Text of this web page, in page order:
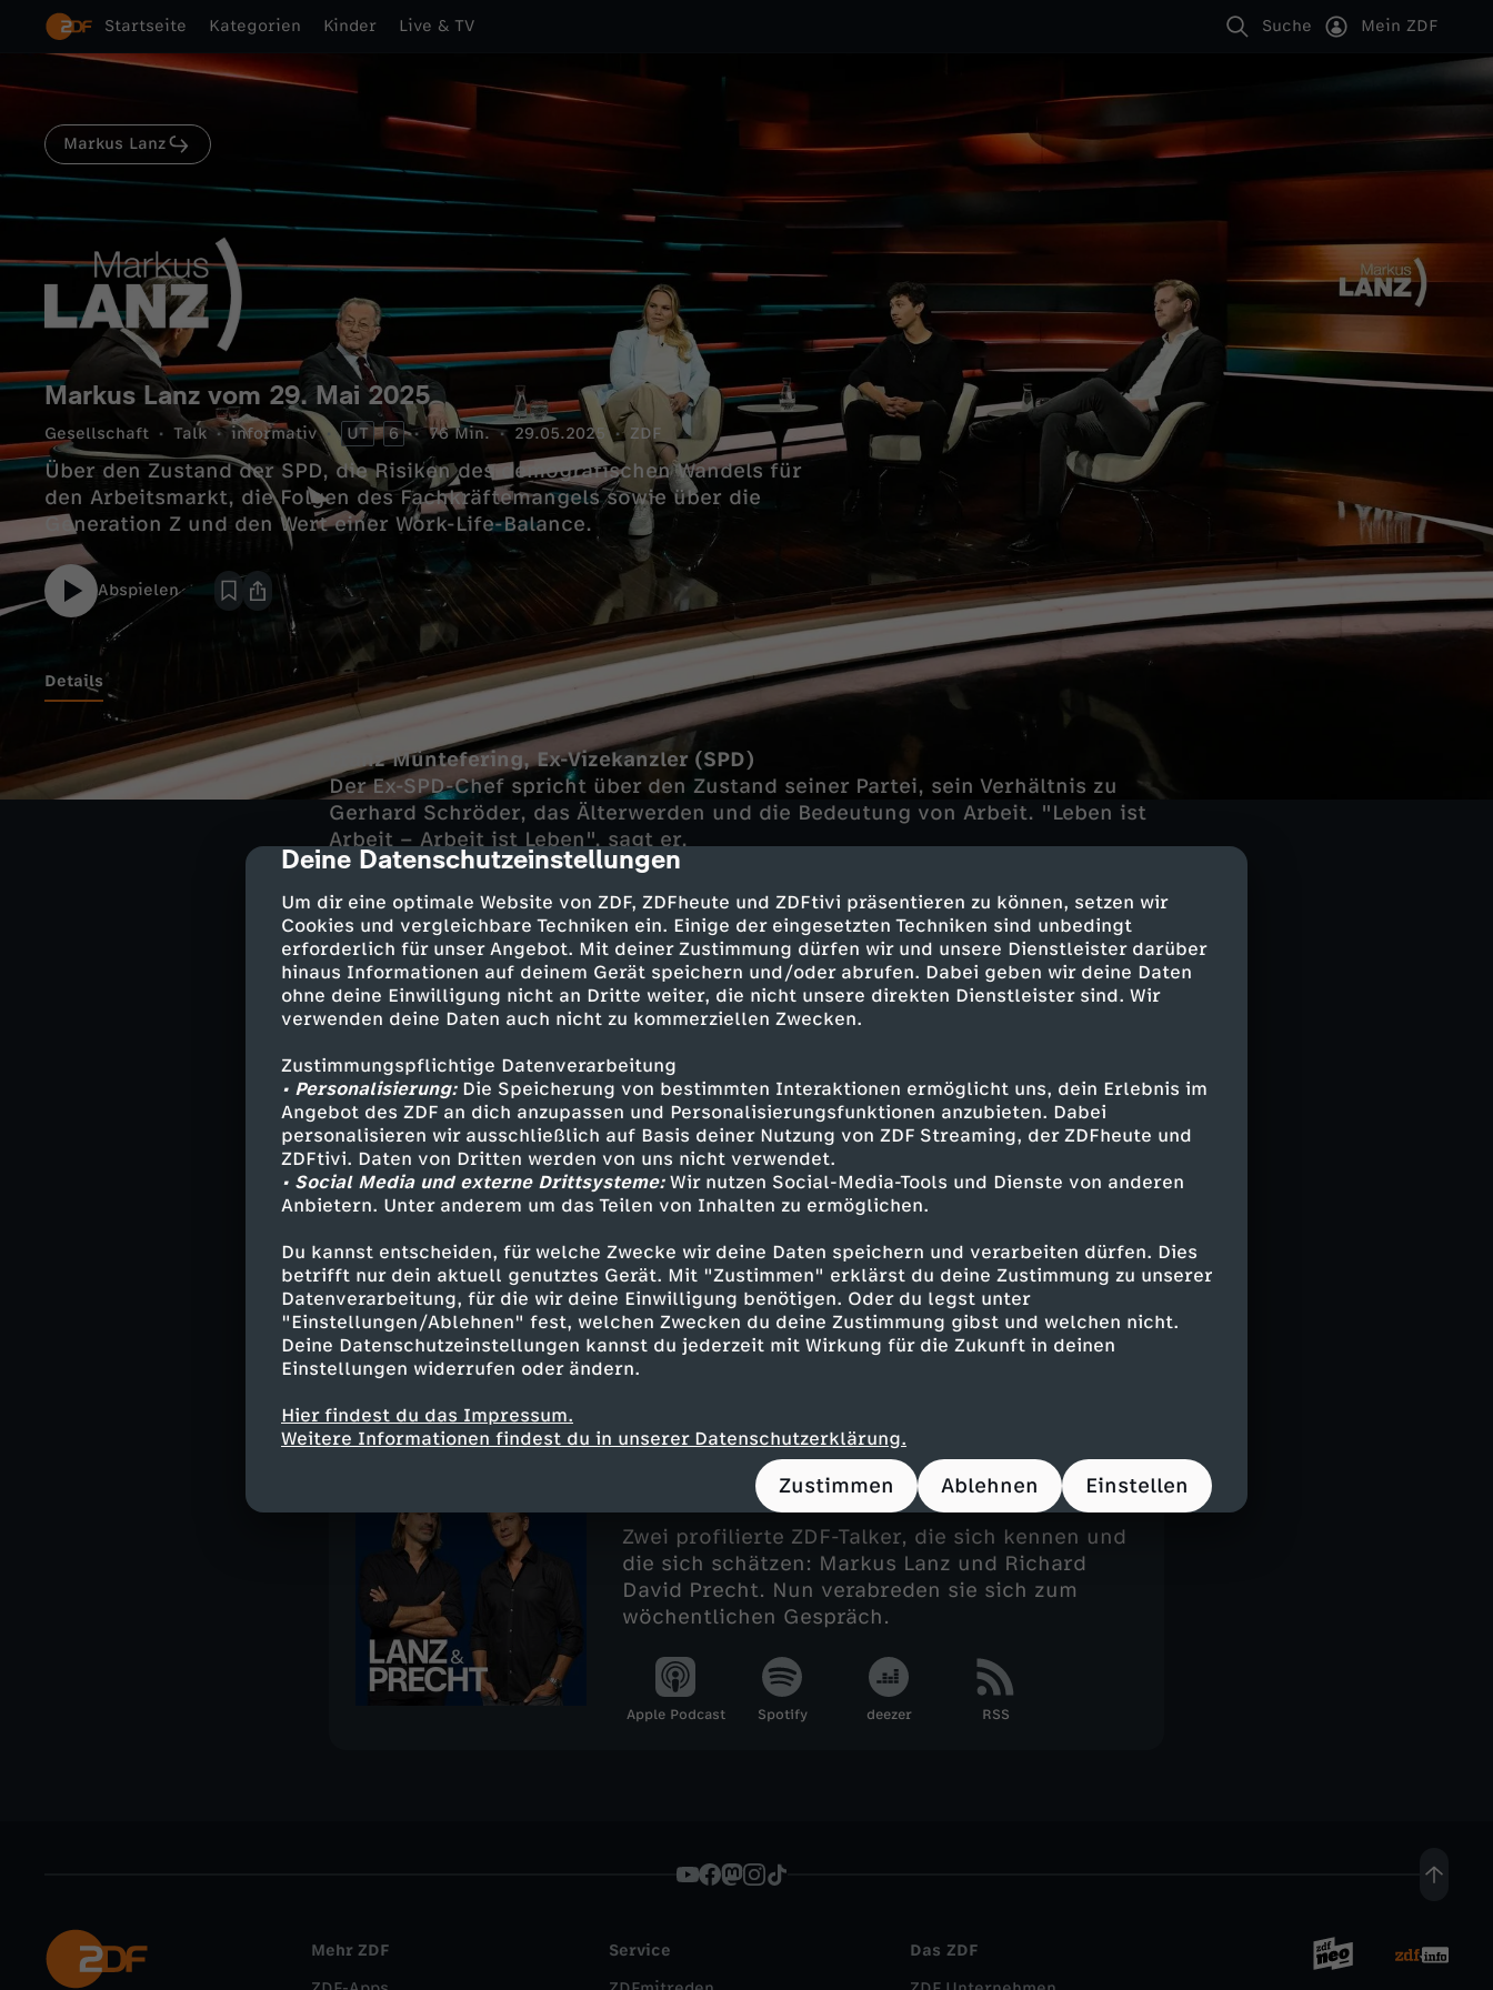
cmp-dialog-description
Deine Datenschutzeinstellungen
Um dir eine optimale Website von ZDF, ZDFheute und ZDFtivi präsentieren zu können, setzen wir
Cookies und vergleichbare Techniken ein. Einige der eingesetzten Techniken sind unbedingt
erforderlich für unser Angebot. Mit deiner Zustimmung dürfen wir und unsere Dienstleister darüber
hinaus Informationen auf deinem Gerät speichern und/oder abrufen. Dabei geben wir deine Daten
ohne deine Einwilligung nicht an Dritte weiter, die nicht unsere direkten Dienstleister sind. Wir
verwenden deine Daten auch nicht zu kommerziellen Zwecken.
Zustimmungspflichtige Datenverarbeitung
• Personalisierung:Die Speicherung von bestimmten Interaktionen ermöglicht uns, dein Erlebnis im
Angebot des ZDF an dich anzupassen und Personalisierungsfunktionen anzubieten. Dabei
personalisieren wir ausschließlich auf Basis deiner Nutzung von ZDF Streaming, der ZDFheute und
ZDFtivi. Daten von Dritten werden von uns nicht verwendet.
• Social Media und externe Drittsysteme:Wir nutzen Social-Media-Tools und Dienste von anderen
Anbietern. Unter anderem um das Teilen von Inhalten zu ermöglichen.
Du kannst entscheiden, für welche Zwecke wir deine Daten speichern und verarbeiten dürfen. Dies
betrifft nur dein aktuell genutztes Gerät. Mit "Zustimmen" erklärst du deine Zustimmung zu unserer
Datenverarbeitung, für die wir deine Einwilligung benötigen. Oder du legst unter
"Einstellungen/Ablehnen" fest, welchen Zwecken du deine Zustimmung gibst und welchen nicht.
Deine Datenschutzeinstellungen kannst du jederzeit mit Wirkung für die Zukunft in deinen
Einstellungen widerrufen oder ändern.
Hier findest du das Impressum.
Weitere Informationen findest du in unserer Datenschutzerklärung.
Zustimmen Ablehnen Einstellen
Startseite Kategorien Kinder Live & TV Suche Mein ZDF
Markus Lanz
Markus Lanz vom 29. Mai 2025
Gesellschaft Talk informativ UT 6 76 Min. 29.05.2025 ZDF
Über den Zustand der SPD, die Risiken des demografischen Wandels für
den Arbeitsmarkt, die Folgen des Fachkräftemangels sowie über die
Generation Z und den Wert einer Work-Life-Balance.
Abspielen
Details
Franz Müntefering, Ex-Vizekanzler (SPD)
Der Ex-SPD-Chef spricht über den Zustand seiner Partei, sein Verhältnis zu
Gerhard Schröder, das Älterwerden und die Bedeutung von Arbeit. "Leben ist
Arbeit – Arbeit ist Leben", sagt er.
Julian Olk, Wirtschaftsjournalist
Der "Handelsblatt"-Redakteur blickt auf die Risiken des demografischen
Wandels für den Arbeitsmarkt, die Renten- und Sozialsysteme und den
Wirtschaftsstandort Deutschland.
Clara Hunnenberg, Unternehmerin
Die Mittelständlerin aus Solingen berichtet von den Folgen des
Fachkräftemangels und erläutert, mit welchen Anreizen sie versucht, neue
Mitarbeiter für ihren Betrieb zu gewinnen.
David Christner, Psychologiestudent
Der Sprecher der Organisation "Junge Linke" spricht über die Generation Z,
deren Wunsch nach Autonomie und Selbstentfaltung im Job sowie den Wert
einer Work-Life-Balance.
Ähnliche Inhalte entdecken
Podcast "Lanz & Precht"
Zwei profilierte ZDF-Talker, die sich kennen und
die sich schätzen: Markus Lanz und Richard
David Precht. Nun verabreden sie sich zum
wöchentlichen Gespräch.
Apple Podcast Spotify deezer RSS
Mehr ZDF
Service
Das ZDF